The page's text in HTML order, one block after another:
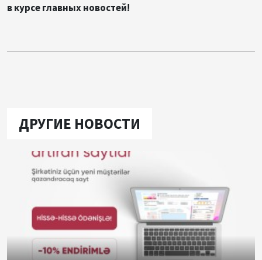
в курсе главных новостей!
ДРУГИЕ НОВОСТИ